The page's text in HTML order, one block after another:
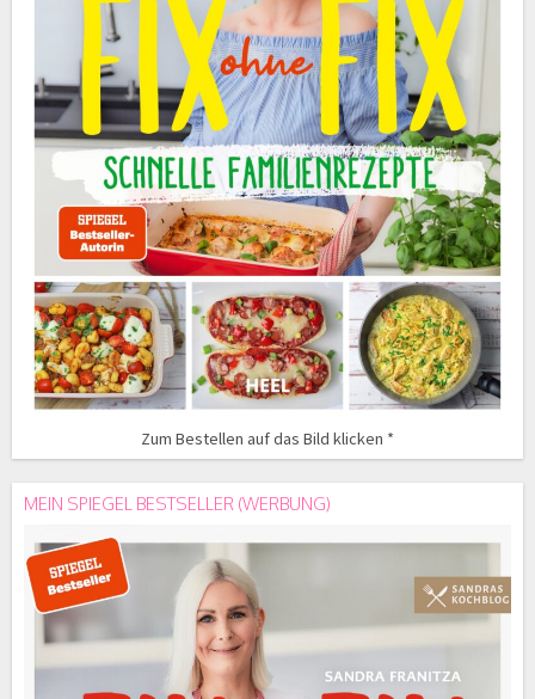
Zum Bestellen auf das Bild klicken *
MEIN SPIEGEL BESTSELLER (WERBUNG)